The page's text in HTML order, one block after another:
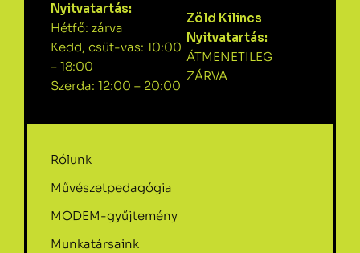
Nyitvatartás:
Hétfő: zárva
Kedd, csüt-vas: 10:00
– 18:00
Szerda: 12:00 – 20:00
Zöld Kilincs
Nyitvatartás:
ÁTMENETILEG
ZÁRVA
Rólunk
Művészetpedagógia
MODEM-gyűjtemény
Munkatársaink